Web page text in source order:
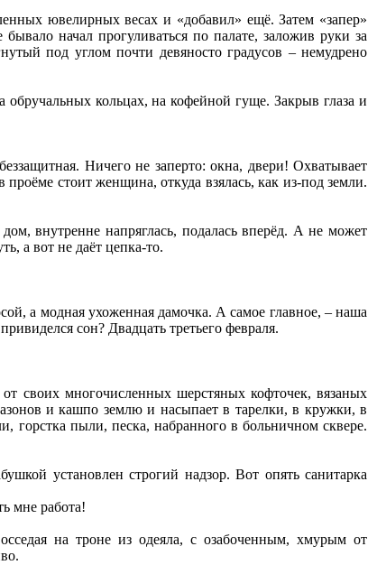
ювелирных весах и «добавил» ещё. Затем «запер»
начал прогуливаться по палате, заложив руки за
под углом почти девяносто градусов – немудрено
кольцах, на кофейной гуще. Закрыв глаза и
Ничего не заперто: окна, двери! Охватывает
стоит женщина, откуда взялась, как из-под земли.
внутренне напряглась, подалась вперёд. А не может
а вот не даёт цепка-то.
а модная ухоженная дамочка. А самое главное, – наша
сон? Двадцать третьего февраля.
многочисленных шерстяных кофточек, вязаных
и кашпо землю и насыпает в тарелки, в кружки, в
горстка пыли, песка, набранного в больничном сквере.
установлен строгий надзор. Вот опять санитарка
мне работа!
на троне из одеяла, с озабоченным, хмурым от